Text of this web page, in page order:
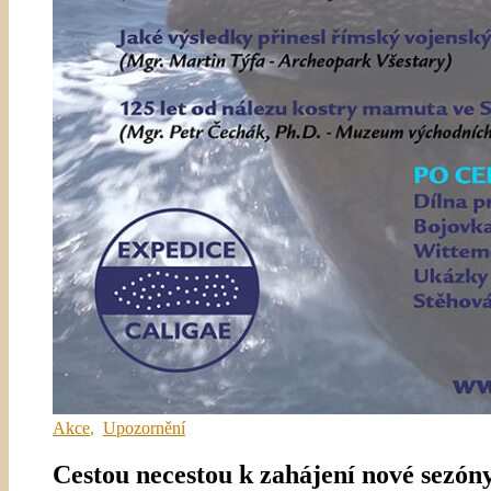
Akce, Upozornění
Cestou necestou k zahájení nové